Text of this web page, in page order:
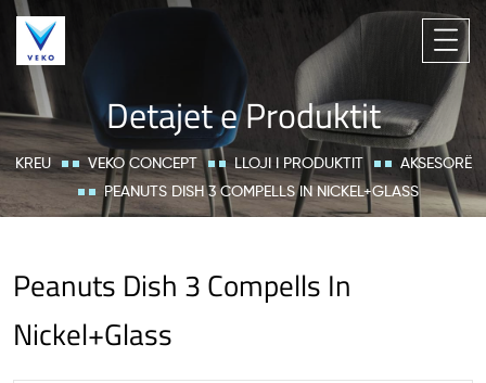
Detajet e Produktit
KREU VEKO CONCEPT LLOJI I PRODUKTIT
AKSESORË
PEANUTS DISH 3 COMPELLS IN NICKEL+GLASS
Peanuts Dish 3 Compells In
Nickel+Glass